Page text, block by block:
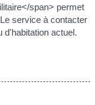
span> permet
service à contacter
d'habitation actuel.